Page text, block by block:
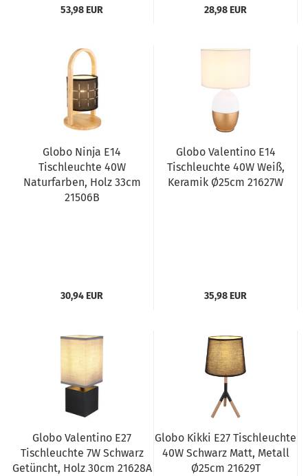
53,98 EUR 28,98 EUR
Globo Ninja E14
Tischleuchte 40W
Naturfarben, Holz 33cm
21506B
30,94 EUR
Globo Valentino E14
Tischleuchte 40W Weiß,
Keramik Ø25cm 21627W
35,98 EUR
Globo Valentino E27
Tischleuchte 7W Schwarz
Getüncht, Holz 30cm 21628A
Globo Kikki E27 Tischleuchte
40W Schwarz Matt, Metall
Ø25cm 21629T